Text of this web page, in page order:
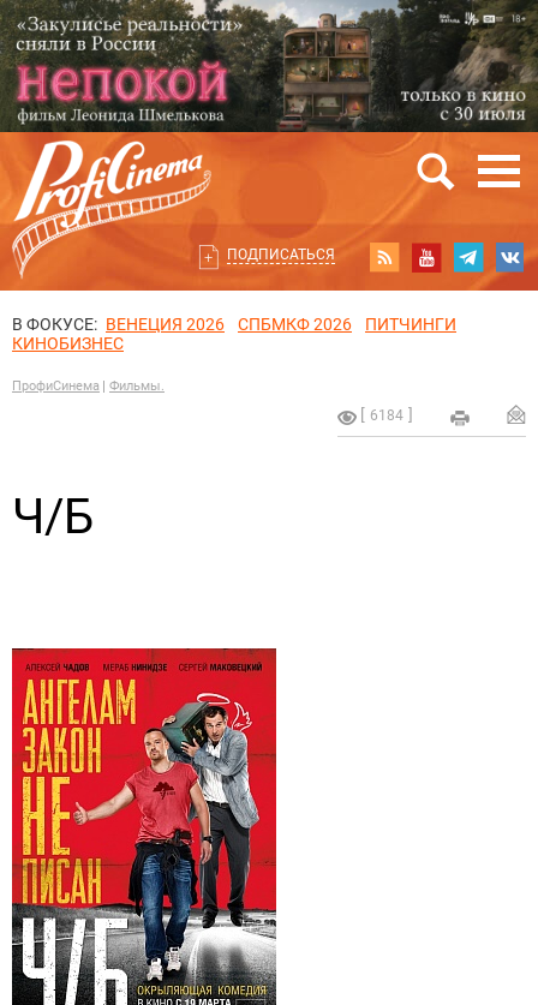
ПОДПИСАТЬСЯ
В ФОКУСЕ: ВЕНЕЦИЯ 2026 СПБМКФ 2026
ПИТЧИНГИ
КИНОБИЗНЕС
ПрофиСинема Фильмы.
6184
Ч/Б